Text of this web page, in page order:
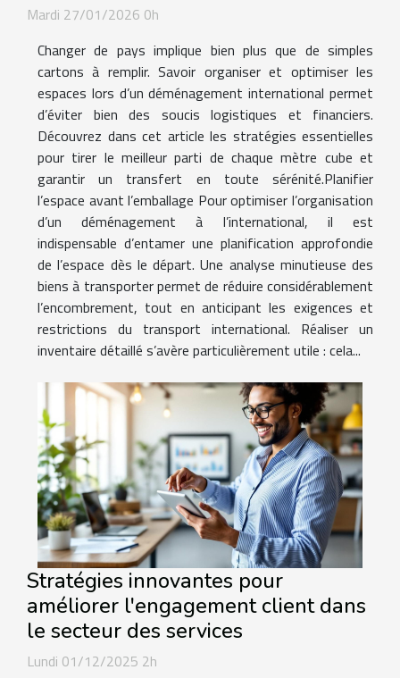
Mardi 27/01/2026 0h
Changer de pays implique bien plus que de simples
cartons à remplir. Savoir organiser et optimiser les
espaces lors d’un déménagement international permet
d’éviter bien des soucis logistiques et financiers.
Découvrez dans cet article les stratégies essentielles
pour tirer le meilleur parti de chaque mètre cube et
garantir un transfert en toute sérénité.Planifier
l’espace avant l’emballage Pour optimiser l’organisation
d’un déménagement à l’international, il est
indispensable d’entamer une planification approfondie
de l’espace dès le départ. Une analyse minutieuse des
biens à transporter permet de réduire considérablement
l’encombrement, tout en anticipant les exigences et
restrictions du transport international. Réaliser un
inventaire détaillé s’avère particulièrement utile : cela...
Stratégies innovantes pour
améliorer l'engagement client dans
le secteur des services
Lundi 01/12/2025 2h